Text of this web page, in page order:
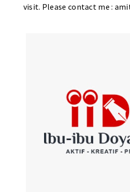
visit. Please contact me :